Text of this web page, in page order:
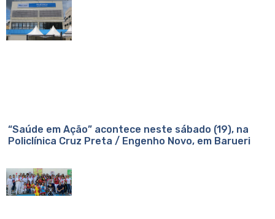
“Saúde em Ação” acontece neste sábado (19), na
Policlínica Cruz Preta / Engenho Novo, em Barueri